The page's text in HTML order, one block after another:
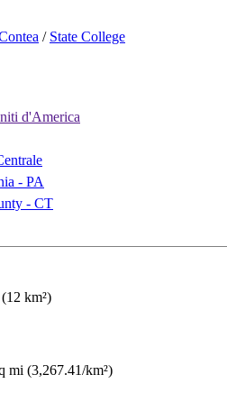
/ State College
d'America
- PA
- CT
km²)
mi (3,267.41/km²)